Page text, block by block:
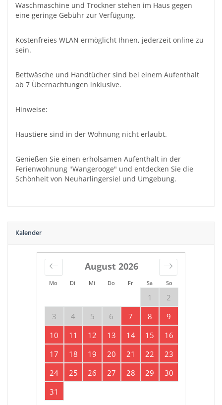
Waschmaschine und Trockner stehen im Haus gegen
eine geringe Gebühr zur Verfügung.
Kostenfreies WLAN ermöglicht Ihnen, jederzeit online zu
sein.
Bettwäsche und Handtücher sind bei einem Aufenthalt
ab 7 Übernachtungen inklusive.
Hinweise:
Haustiere sind in der Wohnung nicht erlaubt.
Genießen Sie einen erholsamen Aufenthalt in der
Ferienwohnung "Wangerooge" und entdecken Sie die
Schönheit von Neuharlingersiel und Umgebung.
Kalender
Mo Di Mi Do Fr Sa So
August 2026
1
2
3
4 5 6 7 8
9
10
11 12 13 14 15
16
17
18 19 20 21 22
23
24
25 26 27 28 29
30
31